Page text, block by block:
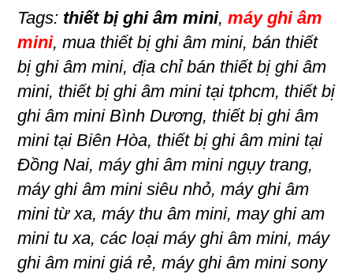
Tags: thiết bị ghi âm mini,máy ghi âm
mini, mua thiết bị ghi âm mini, bán thiết
bị ghi âm mini, địa chỉ bán thiết bị ghi âm
mini, thiết bị ghi âm mini tại tphcm, thiết bị
ghi âm mini Bình Dương, thiết bị ghi âm
mini tại Biên Hòa, thiết bị ghi âm mini tại
Đồng Nai, máy ghi âm mini ngụy trang,
máy ghi âm mini siêu nhỏ, máy ghi âm
mini từ xa, máy thu âm mini, may ghi am
mini tu xa, các loại máy ghi âm mini, máy
ghi âm mini giá rẻ, máy ghi âm mini sony